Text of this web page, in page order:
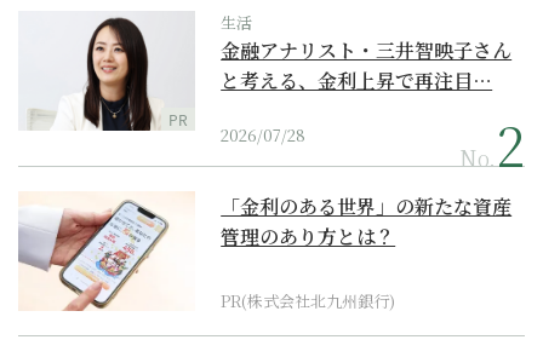
PR
生活
金融アナリスト・三井智映子さん
と考える、金利上昇で再注目…
2026/07/28
No.
「金利のある世界」の新たな資産
管理のあり方とは？
PR(株式会社北九州銀行)